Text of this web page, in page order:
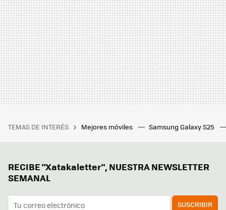
TEMAS DE INTERÉS Mejores móviles Samsung Galaxy S25
RECIBE "Xatakaletter", NUESTRA NEWSLETTER
SEMANAL
SUSCRIBIR